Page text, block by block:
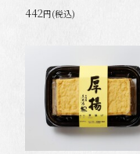
442円(税込)